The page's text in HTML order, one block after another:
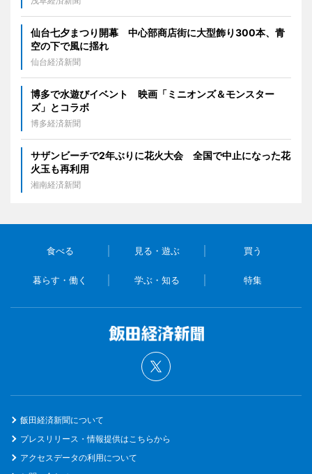
仙台七夕まつり開幕 中心部商店街に大型飾り300本、青
空の下で風に揺れ
仙台経済新聞
博多で水遊びイベント 映画「ミニオンズ＆モンスター
ズ」とコラボ
博多経済新聞
サザンビーチで2年ぶりに花火大会 全国で中止になった花
火玉も再利用
湘南経済新聞
食べる 見る・遊ぶ 買う
暮らす・働く 学ぶ・知る 特集
飯田経済新聞について
プレスリリース・情報提供はこちらから
アクセスデータの利用について